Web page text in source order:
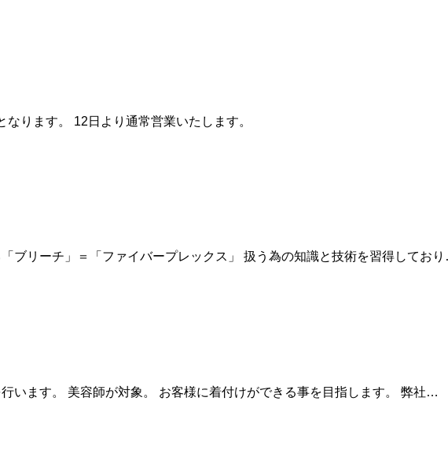
ります。 12日より通常営業いたします。
ブリーチ」＝「ファイバープレックス」 扱う為の知識と技術を習得してお
います。 美容師が対象。 お客様に着付けができる事を目指します。 弊社…